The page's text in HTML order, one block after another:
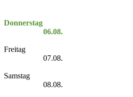
Donnerstag
06.08.
Freitag
07.08.
Samstag
08.08.